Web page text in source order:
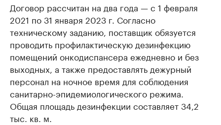
Договор рассчитан на два года — с 1 февраля
2021 по 31 января 2023 г. Согласно
техническому заданию, поставщик обязуется
проводить профилактическую дезинфекцию
помещений онкодиспансера ежедневно и без
выходных, а также предоставлять дежурный
персонал на ночное время для соблюдения
санитарно-эпидемиологического режима.
Общая площадь дезинфекции составляет 34,2
тыс. кв. м.